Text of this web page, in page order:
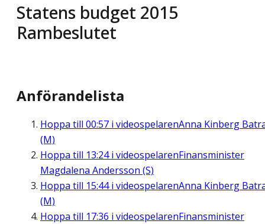
Statens budget 2015
Rambeslutet
Anförandelista
Hoppa till 00:57 i videospelarenAnna Kinberg
(M)
Hoppa till 13:24i videospelarenFinansminister
Magdalena Andersson (S)
Hoppa till 15:44i videospelarenAnna Kinberg
(M)
Hoppa till 17:36 i videospelarenFinansminister